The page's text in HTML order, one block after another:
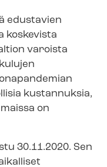
edustavien
koskevista
varoista
kustannuksia,
on
30.11.2020. Sen